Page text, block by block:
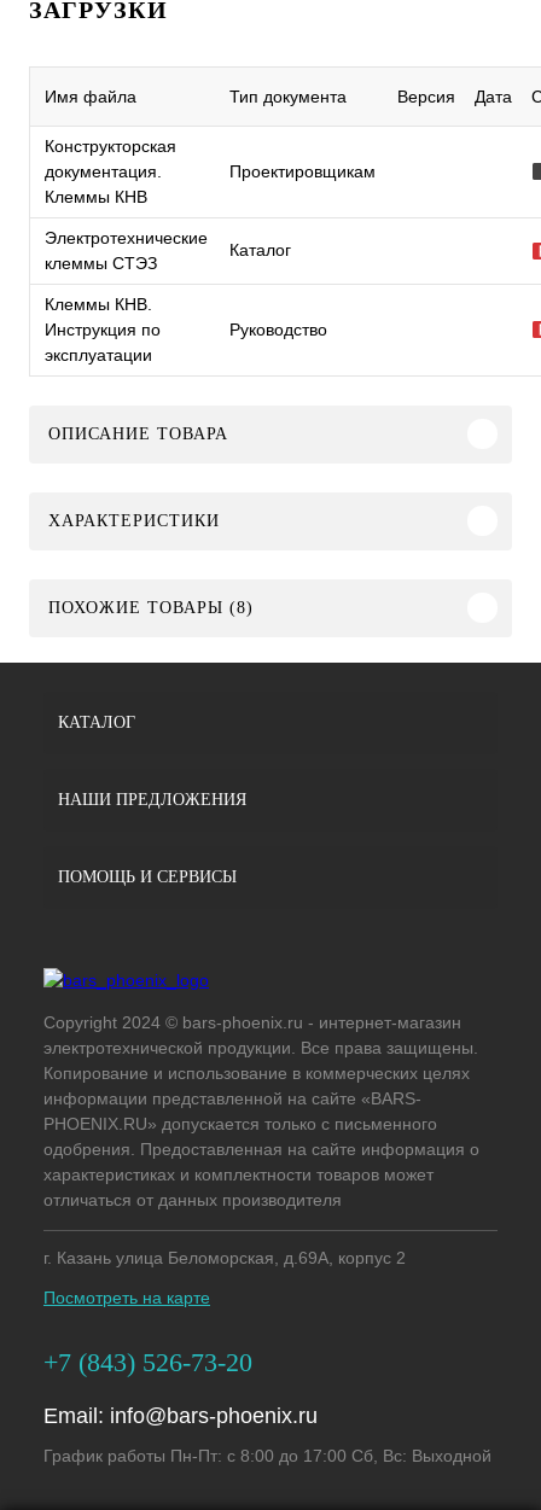
ЗАГРУЗКИ
Имя файла Тип документа Версия Дата
Конструкторская
документация.
Клеммы КНВ
Проектировщикам
Электротехнические
клеммы СТЭЗ
Каталог
Клеммы КНВ.
Инструкция по
эксплуатации
Руководство
ОПИСАНИЕ ТОВАРА
ХАРАКТЕРИСТИКИ
ПОХОЖИЕ ТОВАРЫ (8)
КАТАЛОГ
НАШИ ПРЕДЛОЖЕНИЯ
ПОМОЩЬ И СЕРВИСЫ
Copyright 2024 © bars-phoenix.ru - интернет-магазин
электротехнической продукции. Все права защищены.
Копирование и использование в коммерческих целях
информации представленной на сайте «BARS-
PHOENIX.RU» допускается только с письменного
одобрения. Предоставленная на сайте информация о
характеристиках и комплектности товаров может
отличаться от данных производителя
г. Казань улица Беломорская, д.69А, корпус 2
Посмотреть на карте
+7 (843) 526-73-20
Email: info@bars-phoenix.ru
График работы Пн-Пт: с 8:00 до 17:00 Сб, Вс: Выходной